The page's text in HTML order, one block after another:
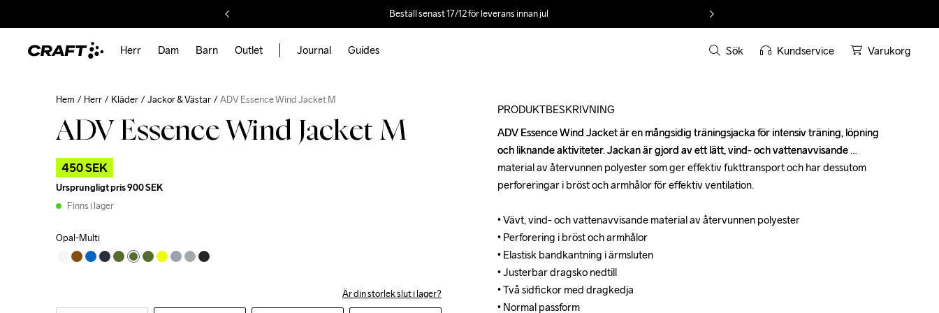
Beställ senast 17/12 för leverans innan jul
Herr Dam Barn Outlet Journal Guides Sök Kundservice Varukorg
Hem Herr Kläder Jackor & Västar ADV Essence Wind Jacket M
ADV Essence Wind Jacket M
450 SEK
Ursprungligt pris900 SEK
Finns i lager
Opal-Multi
Är din storlek slut i lager?
PRODUKTBESKRIVNING
ADV Essence Wind Jacket är en mångsidig träningsjacka för intensiv träning, löpning
och liknande aktiviteter. Jackan är gjord av ett lätt, vind- och vattenavvisande
material av återvunnen polyester som ger effektiv fukttransport och har dessutom
perforeringar i bröst och armhålor för effektiv ventilation.
• Vävt, vind- och vattenavvisande material av återvunnen polyester
• Perforering i bröst och armhålor
• Elastisk bandkantning i ärmsluten
• Justerbar dragsko nedtill
• Två sidfickor med dragkedja
• Normal passform
ADV Essence Wind Jacket är en mångsidig träningsjacka för intensiv träning, löpning
och liknande aktiviteter. Jackan är gjord av ett lätt, vind- och vattenavvisande
material av återvunnen polyester som ger effektiv fukttransport och har dessutom
perforeringar i bröst och armhålor för effektiv ventilation.
• Vävt, vind- och vattenavvisande material av återvunnen polyester
• Perforering i bröst och armhålor
• Elastisk bandkantning i ärmsluten
• Justerbar dragsko nedtill
• Två sidfickor med dragkedja
• Normal passform